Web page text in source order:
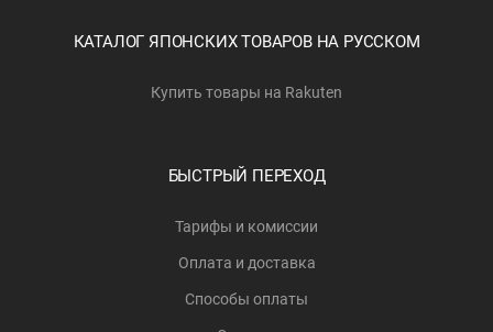
КАТАЛОГ ЯПОНСКИХ ТОВАРОВ НА РУССКОМ
Купить товары на Rakuten
БЫСТРЫЙ ПЕРЕХОД
Тарифы и комиссии
Оплата и доставка
Способы оплаты